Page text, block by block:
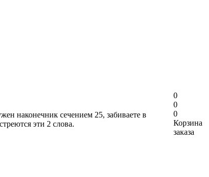
наконечник сечением 25, забиваете в
эти 2 слова.
0
0
0
Корзина
заказа